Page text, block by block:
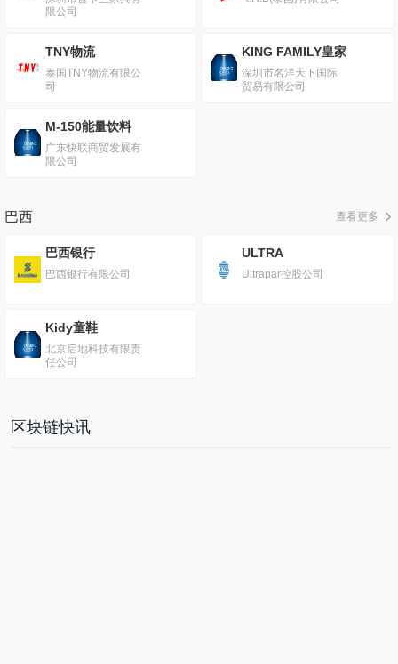
限公司
TNY物流
泰国TNY物流有限公
司
KING FAMILY皇家
深圳市名洋天下国际
贸易有限公司
M-150能量饮料
广东快联商贸发展有
限公司
巴西 查看更多
巴西银行
巴西银行有限公司
ULTRA
Ultrapar控股公司
Kidy童鞋
北京启地科技有限责
任公司
区块链快讯